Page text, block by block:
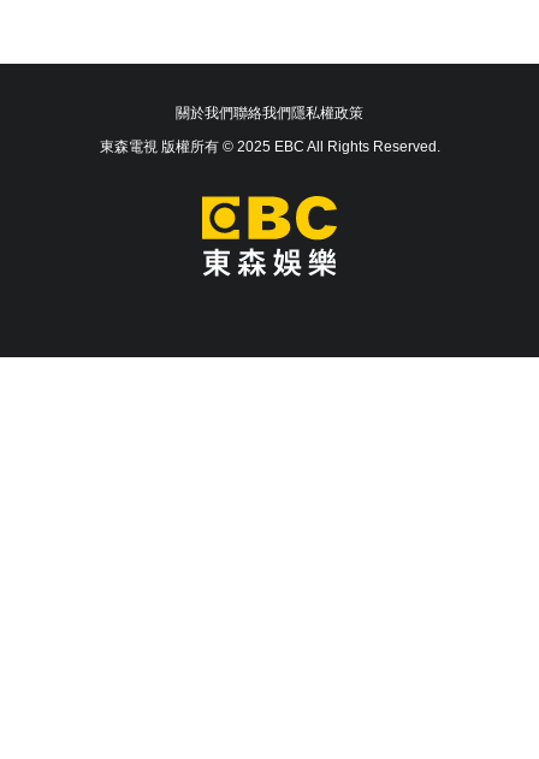
關於我們聯絡我們隱私權政策
東森電視 版權所有 © 2025 EBC All Rights Reserved.